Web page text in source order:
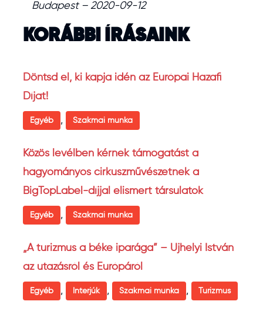
Budapest – 2020-09-12
KORÁBBI ÍRÁSAINK
Döntsd el, ki kapja idén az Európai Hazafi
Díjat!
Egyéb , Szakmai munka
Közös levélben kérnek támogatást a
hagyományos cirkuszművészetnek a
BigTopLabel-díjjal elismert társulatok
Egyéb , Szakmai munka
„A turizmus a béke iparága” – Ujhelyi István
az utazásról és Európáról
Egyéb , Interjúk , Szakmai munka , Turizmus